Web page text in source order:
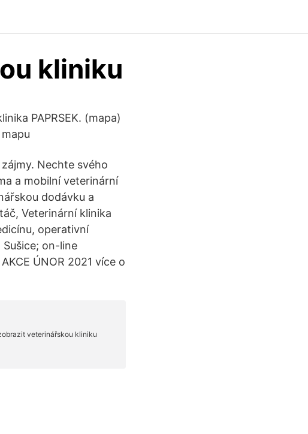
kliniku
PAPRSEK. (mapa)
Nechte svého
a mobilní veterinární
dodávku a
Veterinární klinika
operativní
on-line
ÚNOR 2021 více o